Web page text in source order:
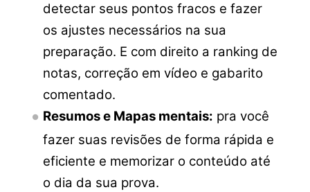
detectar seus pontos fracos e fazer
os ajustes necessários na sua
preparação. E com direito a ranking de
notas, correção em vídeo e gabarito
comentado.
Resumos e Mapas mentais: pra você
fazer suas revisões de forma rápida e
eficiente e memorizar o conteúdo até
o dia da sua prova.